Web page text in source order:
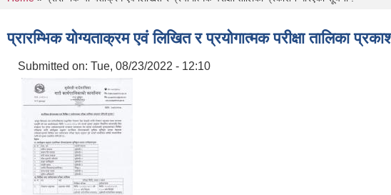
प्रारम्भिक योग्यताक्रम एवं लिखित र प्रयोगात्मक परीक्षा तालिका
Submitted on: Tue, 08/23/2022 - 12:10